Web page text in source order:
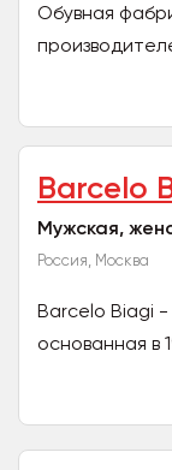
Обувная
Barcelo
Мужская,
Россия, Москва
Barcelo Biagi -
основанная в